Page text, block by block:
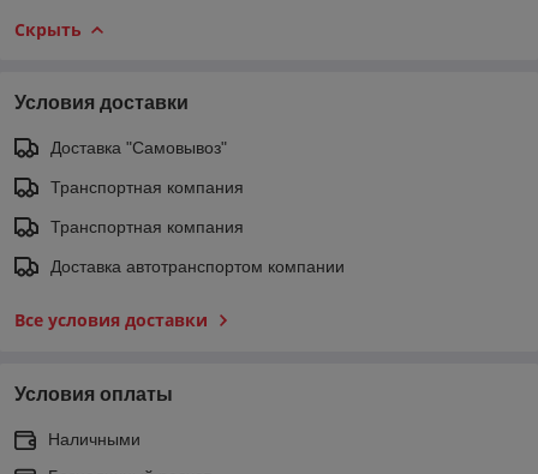
Скрыть
Условия доставки
Доставка "Самовывоз"
Транспортная компания
Транспортная компания
Доставка автотранспортом компании
Все условия доставки
Условия оплаты
Наличными